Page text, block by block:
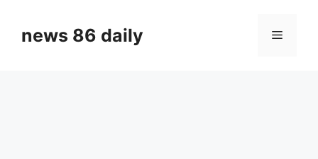
contentnews 86 daily Menu